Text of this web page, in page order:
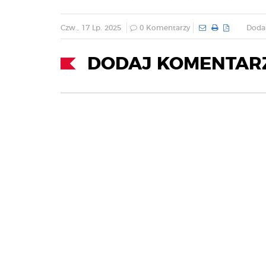
Czw., 17 Lp. 2025 0 Komentarzy
DODAJ